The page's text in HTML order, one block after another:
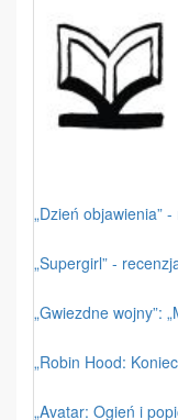
„Dzień objawienia”
„Supergirl” -
„Gwiezdne wojny”:
„Robin Hood:
„Avatar: Ogień i